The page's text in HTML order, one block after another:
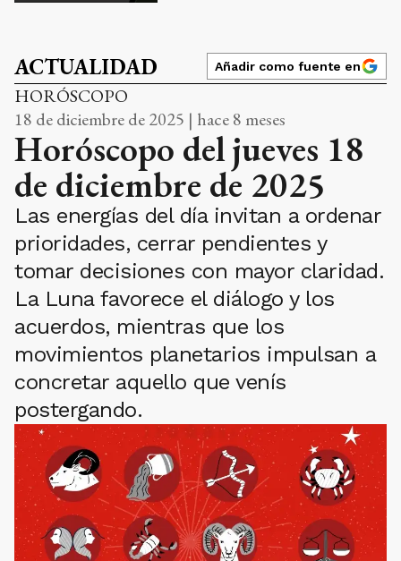
ACTUALIDAD Añadir como fuente en
HORÓSCOPO
18 de diciembre de 2025 | hace 8 meses
Horóscopo del jueves 18
de diciembre de 2025
Las energías del día invitan a ordenar
prioridades, cerrar pendientes y
tomar decisiones con mayor claridad.
La Luna favorece el diálogo y los
acuerdos, mientras que los
movimientos planetarios impulsan a
concretar aquello que venís
postergando.